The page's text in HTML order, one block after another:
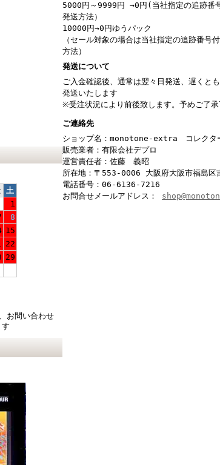
土
1
8
15
22
29
お問い合わせ
5000円～9999円 →0円(当社指定の追跡番
発送方法）
10000円→0円ゆうパック
（セール対象の場合は当社指定の追跡番号
方法）
発送について
ご入金確認後、通常は翌々日発送、遅くと
発送いたします
※受注状況により前後致します。予めご了承
ご連絡先
ショップ名：monotone-extra コレクタ
販売業者：有限会社デプロ
運営責任者：佐藤 義昭
所在地：〒553-0006 大阪府大阪市福島
電話番号：06-6136-7216
お問合せメールアドレス：